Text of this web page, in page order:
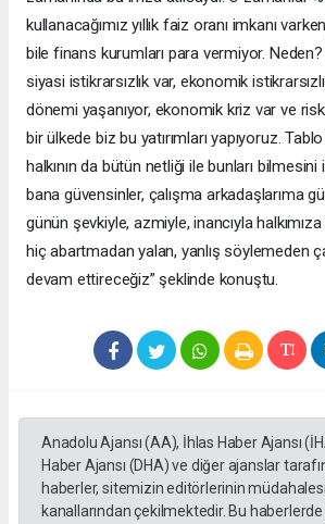
kullanacağımız yıllık faiz oranı imkanı
bile finans kurumları para vermiyor.
siyasi istikrarsızlık var, ekonomik
dönemi yaşanıyor, ekonomik kriz var ve
bir ülkede biz bu yatırımları yapıyoruz.
halkının da bütün netliği ile bunları
bana güvensinler, çalışma arkadaşlarıma
günün şevkiyle, azmiyle, inancıyla
hiç abartmadan yalan, yanlış söylemeden
devam ettireceğiz” şeklinde konuştu.
Anadolu Ajansı (AA), İhlas Haber Ajansı
Haber Ajansı (DHA) ve diğer ajanslar
haberler, sitemizin editörlerinin
kanallarından çekilmektedir. Bu